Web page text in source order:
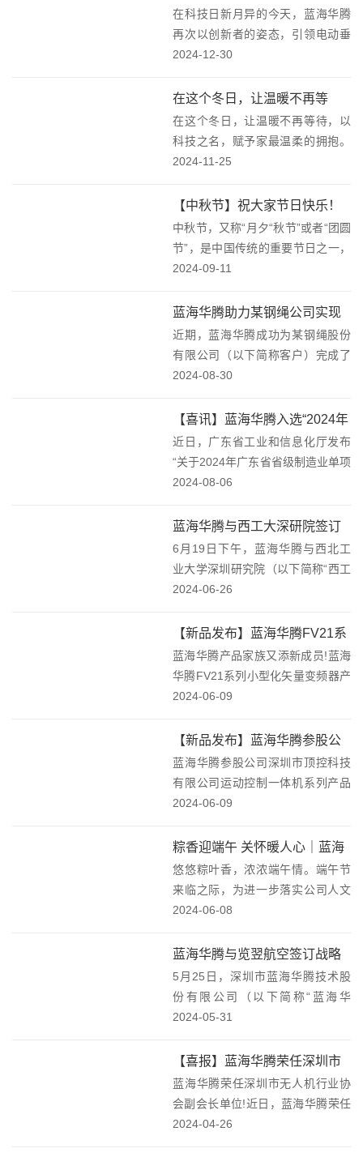
术和发展实力得到了进一步认可，
同时也预示着L...
eVTOL电动力系统控制器软件
V1.00》项目的软件著作权：引
在科技日新月异的今天，蓝海华腾
再次以创新者的姿态，引领电动垂
直起降飞行器（eVTOL）技术的新
eVTOL电动力系统控制器软件
V1.00》的软件著作权，这标志着我
们在eVT...
2024-12-30
在这个冬日，让温暖不再等
待，以科技之名，赋予家最温
柔的拥抱——蓝海华腾高压变
在这个冬日，让温暖不再等待，以
科技之名，赋予家最温柔的拥抱。
随着黑龙江某地供热改造项目的深
70MW热水循环流化床锅炉房正逐
步成为保障当地居民温暖过冬的重
要基石。在这一关键项...
2024-11-25
【中秋节】祝大家节日快乐！
中秋节，又称“月夕“秋节”或者“团圆
节”，是中国传统的重要节日之一，
它代表着团圆、和谐和人们对美好
里，我们如同星辰般散落各地，各
自拥有着独特的轨迹与故事。然
而，命运的巧妙安...
2024-09-11
蓝海华腾助力某钢绳公司实现
多头拉丝机焕新升级！
近期，蓝海华腾成功为某钢绳股份
有限公司（以下简称客户）完成了
多头拉丝机的改造升级。这次升级
户带来了前所未有的生产效率和产
品质量提升。为了满足市场对高端
产品的不断需求，客户...
2024-08-30
【喜讯】蓝海华腾入选“2024年
广东省省级制造业单项冠军企
业名单”！(1)
近日，广东省工业和信息化厅发布
“关于2024年广东省省级制造业单项
冠军企业通过名单”的公示。其中，
产品凭借突出的创新能力、先进的
技术水平、过硬的产品质量成功入
选2024...
2024-08-06
蓝海华腾与西工大深研院签订
产学研合作协议！
6月19日下午，蓝海华腾与西北工
业大学深圳研究院（以下简称“西工
大深研院”），在深圳市南山科技园
合作协议，双方将在产学研合作、
共建实验室、人才引进等方面开展
全面合作。蓝海...
2024-06-26
【新品发布】蓝海华腾FV21系
列小型化矢量变频器产品上
市！
蓝海华腾产品家族又添新成员!蓝海
华腾FV21系列小型化矢量变频器产
品图片蓝海华腾FV21系列新品现已
FV20系列的优秀特性，更在技术上
进行了全面的升级和性能的优化。
FV...
2024-06-09
【新品发布】蓝海华腾参股公
司深圳市顶控科技有限公司运
控一体机产品上市！
蓝海华腾参股公司深圳市顶控科技
有限公司运动控制一体机系列产品
上市!本次新品发布会发布三个系列
产品。一、MK系列运动控制一体机
MK070系列脉冲型运动控制一体机
MK070系...
2024-06-09
粽香迎端午 关怀暖人心｜蓝海
华腾为全体家人们发放端午节
福利啦！
悠悠粽叶香，浓浓端午情。端午节
来临之际，为进一步落实公司人文
关怀，提升全体员工凝聚力和归属
温暖，6月6日，公司提前为全体员
工发放了节日礼品，为大家送上一
份蓝海华腾的节日祝...
2024-06-08
蓝海华腾与览翌航空签订战略
合作协议！
5月25日，深圳市蓝海华腾技术股
份有限公司（以下简称“蓝海华
腾”）与上海览翌航空科技有限公司
战略合作协议，我们对览翌航空的
团队和实力充满信心，并期待通过
这次投资及战略合作...
2024-05-31
【喜报】蓝海华腾荣任深圳市
无人机行业协会副会长单位！
蓝海华腾荣任深圳市无人机行业协
会副会长单位!近日，蓝海华腾荣任
深圳市无人机行业协会副会长单
2024-04-26